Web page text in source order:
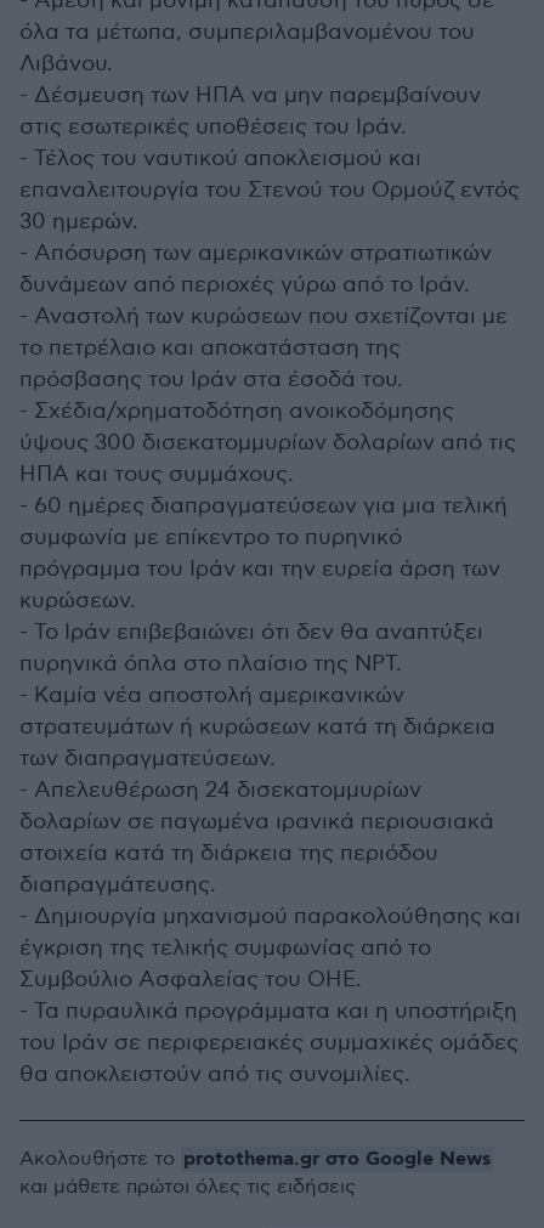
όλα τα μέτωπα, συμπεριλαμβανομένου του
Λιβάνου.
- Δέσμευση των ΗΠΑ να μην παρεμβαίνουν
στις εσωτερικές υποθέσεις του Ιράν.
- Τέλος του ναυτικού αποκλεισμού και
επαναλειτουργία του Στενού του Ορμούζ εντός
30 ημερών.
- Απόσυρση των αμερικανικών στρατιωτικών
δυνάμεων από περιοχές γύρω από το Ιράν.
- Αναστολή των κυρώσεων που σχετίζονται με
το πετρέλαιο και αποκατάσταση της
πρόσβασης του Ιράν στα έσοδά του.
- Σχέδια/χρηματοδότηση ανοικοδόμησης
ύψους 300 δισεκατομμυρίων δολαρίων από τις
ΗΠΑ και τους συμμάχους.
- 60 ημέρες διαπραγματεύσεων για μια τελική
συμφωνία με επίκεντρο το πυρηνικό
πρόγραμμα του Ιράν και την ευρεία άρση των
κυρώσεων.
- Το Ιράν επιβεβαιώνει ότι δεν θα αναπτύξει
πυρηνικά όπλα στο πλαίσιο της NPT.
- Καμία νέα αποστολή αμερικανικών
στρατευμάτων ή κυρώσεων κατά τη διάρκεια
των διαπραγματεύσεων.
- Απελευθέρωση 24 δισεκατομμυρίων
δολαρίων σε παγωμένα ιρανικά περιουσιακά
στοιχεία κατά τη διάρκεια της περιόδου
διαπραγμάτευσης.
- Δημιουργία μηχανισμού παρακολούθησης και
έγκριση της τελικής συμφωνίας από το
Συμβούλιο Ασφαλείας του ΟΗΕ.
- Τα πυραυλικά προγράμματα και η υποστήριξη
του Ιράν σε περιφερειακές συμμαχικές ομάδες
θα αποκλειστούν από τις συνομιλίες.
Ακολουθήστε το protothema.gr στο Google News
και μάθετε πρώτοι όλες τις ειδήσεις